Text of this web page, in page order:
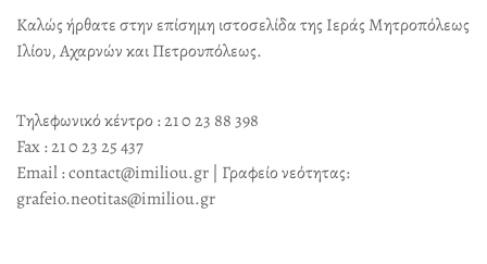
Καλώς ήρθατε στην επίσημη ιστοσελίδα της Ιεράς Μητροπόλεως
Ιλίου, Αχαρνών και Πετρουπόλεως.
Τηλεφωνικό κέντρο : 21 0 23 88 398
Fax : 21 0 23 25 437
Email : contact@imiliou.gr | Γραφείο νεότητας:
grafeio.neotitas@imiliou.gr